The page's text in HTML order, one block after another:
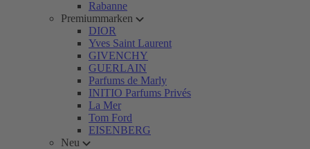
Rabanne
Premiummarken
DIOR
Yves Saint Laurent
GIVENCHY
GUERLAIN
Parfums de Marly
INITIO Parfums Privés
La Mer
Tom Ford
EISENBERG
Neu